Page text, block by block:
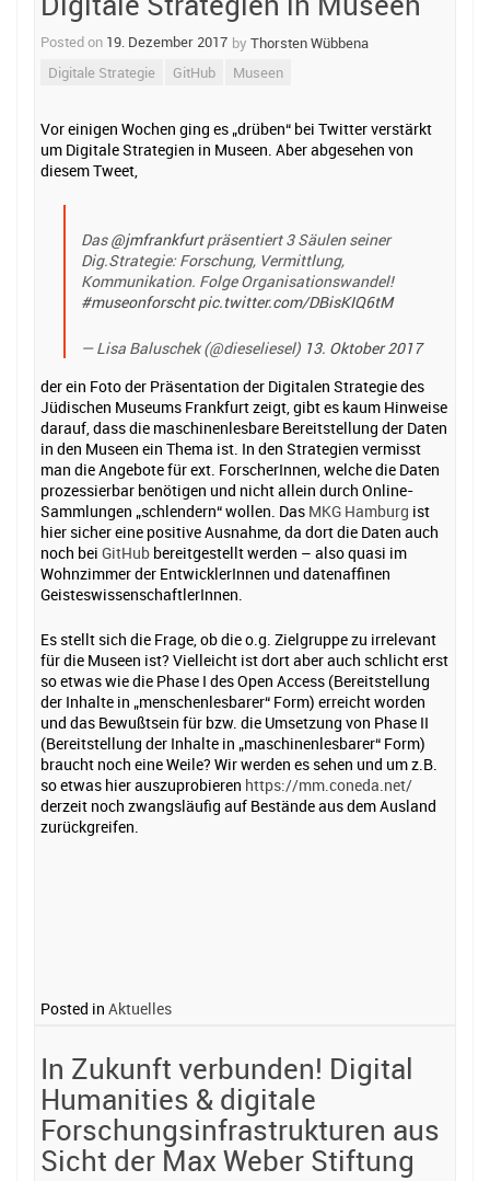
Posted on 19. Dezember 2017 by Thorsten Wübbena
Digitale Strategie
GitHub Museen
Vor einigen Wochen ging es „drüben“ bei Twitter verstärkt
um Digitale Strategien in Museen. Aber abgesehen von
diesem Tweet,
Das@jmfrankfurtpräsentiert 3 Säulen seiner
Dig.Strategie: Forschung, Vermittlung,
Kommunikation. Folge Organisationswandel!
#museonforscht pic.twitter.com/DBisKIQ6tM
— Lisa Baluschek (@dieseliesel) 13. Oktober 2017
der ein Foto der Präsentation der Digitalen Strategie des
Jüdischen Museums Frankfurt zeigt, gibt es kaum Hinweise
darauf, dass die maschinenlesbare Bereitstellung der Daten
in den Museen ein Thema ist. In den Strategien vermisst
man die Angebote für ext. ForscherInnen, welche die Daten
prozessierbar benötigen und nicht allein durch Online-
Sammlungen „schlendern“ wollen. Das MKG Hamburg ist
hier sicher eine positive Ausnahme, da dort die Daten auch
noch bei GitHub bereitgestellt werden – also quasi im
Wohnzimmer der EntwicklerInnen und datenaffinen
GeisteswissenschaftlerInnen.
Es stellt sich die Frage, ob die o.g. Zielgruppe zu irrelevant
für die Museen ist? Vielleicht ist dort aber auch schlicht erst
so etwas wie die Phase I des Open Access (Bereitstellung
der Inhalte in „menschenlesbarer“ Form) erreicht worden
und das Bewußtsein für bzw. die Umsetzung von Phase II
(Bereitstellung der Inhalte in „maschinenlesbarer“ Form)
braucht noch eine Weile? Wir werden es sehen und um z.B.
so etwas hier auszuprobieren https://mm.coneda.net/
derzeit noch zwangsläufig auf Bestände aus dem Ausland
zurückgreifen.
Posted in Aktuelles
In Zukunft verbunden! Digital
Humanities & digitale
Forschungsinfrastrukturen aus
Sicht der Max Weber Stiftung